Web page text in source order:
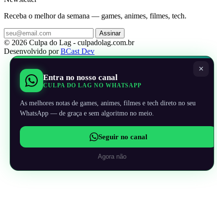
Receba o melhor da semana — games, animes, filmes, tech.
Assinar
© 2026 Culpa do Lag - culpadolag.com.br
Desenvolvido porBCast Dev
×
Entra no nosso canal
CULPA DO LAG NO WHATSAPP
As melhores notas de games, animes, filmes e tech direto no seu
WhatsApp — de graça e sem algoritmo no meio.
Seguir no canal
Agora não